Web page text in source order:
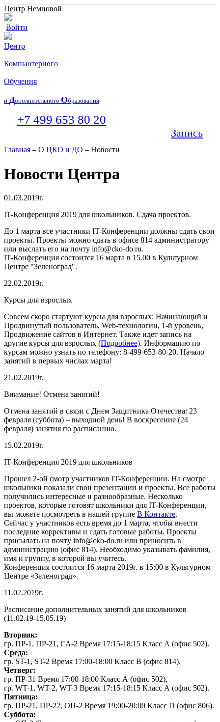
Центр Немцовой
Войти
Центр
Компьютерного
Обучения
и Дополнительного Образования
+7 499 653 80 20
Запись
Главная – О ЦКО и ДО – Новости
Новости Центра
01.03.2019г.
IT-Конференция 2019 для школьников. Сдача проектов.
До 1 марта все участники IT-Конференции должны сдать свои
проекты. Проекты можно сдать в офисе 814 администратору
или выслать его на почту info@cko-do.ru.
IT-Конференция состоится 16 марта в 15.00 в Культурном
Центре "Зеленоград".
22.02.2019г.
Курсы для взрослых
Совсем скоро стартуют курсы для взрослых: Начинающий и
Продвинутый пользователь, Web-технологии, 1-й уровень,
Продвижение сайтов в Интернет. Также идет запись на
другие курсы для взрослых (Подробнее). Информацию по
курсам можно узнать по телефону: 8-499-653-80-20. Начало
занятий в первых числах марта!
21.02.2019г.
Внимание! Отмена занятий!
Отмена занятий в связи с Днем Защитника Отечества: 23
февраля (суббота) – выходной день! В воскресение (24
февраля) занятия по расписанию.
15.02.2019г.
IT-Конференция 2019 для школьников
Прошел 2-ой смотр участников IT-Конференции. На смотре
школьники показали свои презентации и проекты. Все работы
получились интересные и разнообразные. Несколько
проектов, которые готовят школьники для IT-Конференции,
вы можете посмотреть в нашей группе В Контакте.
Сейчас у участников есть время до 1 марта, чтобы внести
последние коррективы и сдать готовые работы. Проекты
присылать на почту info@cko-do.ru или приносить в
администрацию (офис 814). Необходимо указывать фамилия,
имя и группу, в которой вы учитесь.
Конференция состоится 16 марта 2019г. в 15:00 в Культурном
Центре «Зеленоград».
11.02.2019г.
Расписание дополнительных занятий для школьников
(11.02.19-15.05.19)
Вторник:
гр. ПР-1, ПР-21, СА-2 Время 17:15-18:15 Класс А (офис 502).
Среда:
гр. ST-1, ST-2 Время 17:00-18:00 Класс В (офис 814).
Четверг:
гр. ПР-31 Время 17:00-18:00 Класс А (офис 502),
гр. WT-1, WT-2, WT-3 Время 17:15-18:15 Класс А (офис 502).
Пятница:
гр. ПР-21, ПР-22, ОП-2 Время 19:00-20:00 Класс D (офис 806).
Суббота: